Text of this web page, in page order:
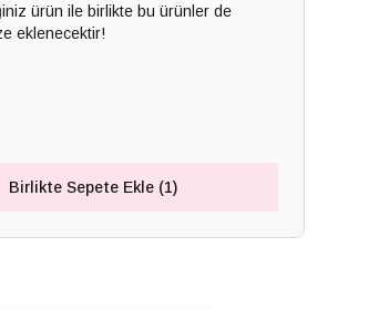
ürün ile birlikte bu ürünler de
eklenecektir!
Birlikte Sepete Ekle (1)